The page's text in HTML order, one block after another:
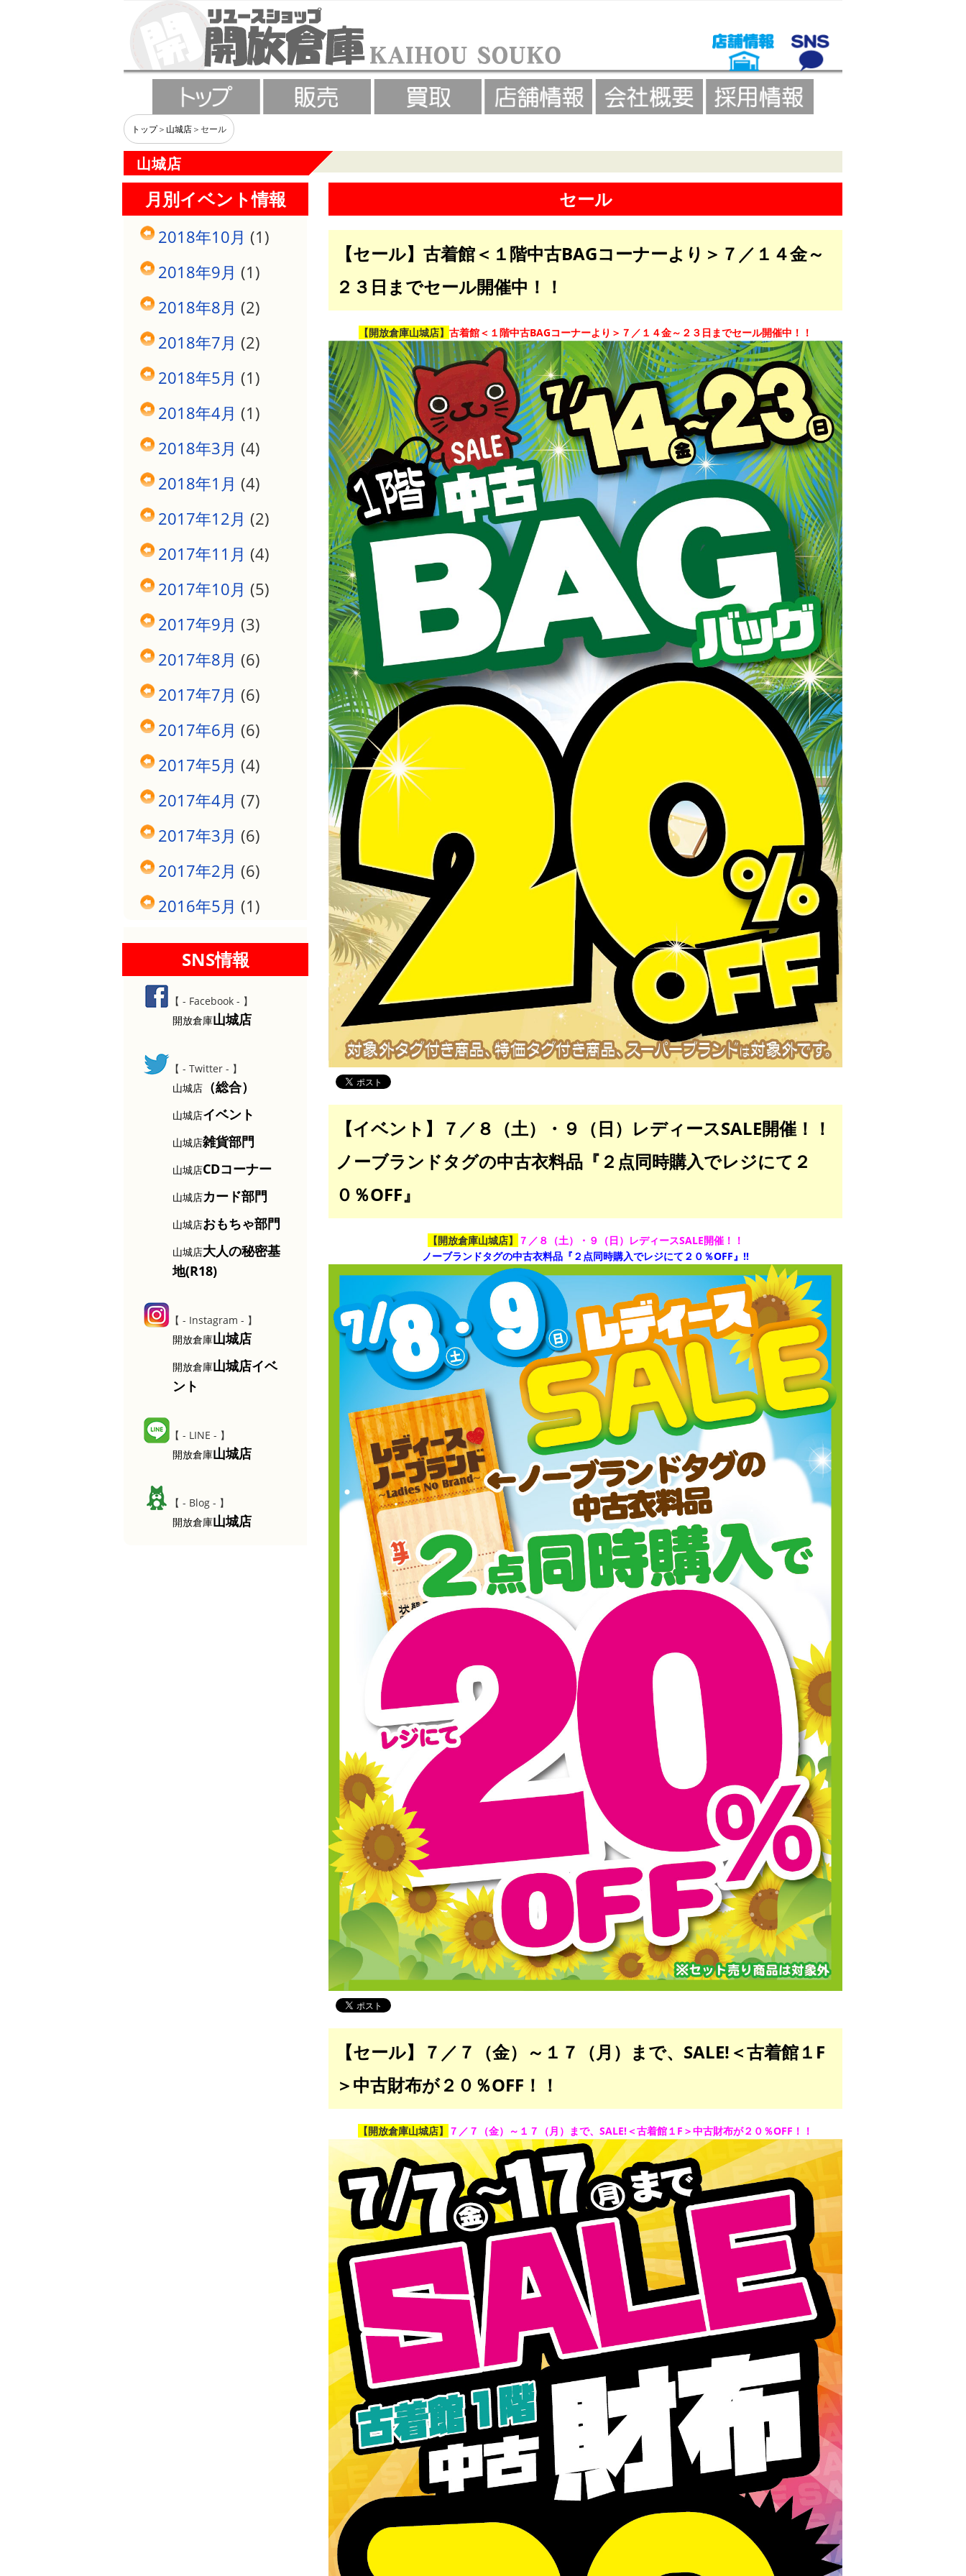
トップ 山城店 セール
山城店
セール
【セール】古着館＜１階中古BAGコーナーより＞７／１４金～
２３日までセール開催中！！
【開放倉庫山城店】 古着館＜１階中古BAGコーナーより＞７／１４金～２３日までセール開催中！！
【イベント】７／８（土）・９（日）レディースSALE開催！！
ノーブランドタグの中古衣料品『２点同時購入でレジにて２
０％OFF』
【開放倉庫山城店】 ７／８（土）・９（日）レディースSALE開催！！
ノーブランドタグの中古衣料品『２点同時購入でレジにて２０％OFF』!!
【セール】７／７（金）～１７（月）まで、SALE!＜古着館１F
＞中古財布が２０％OFF！！
【開放倉庫山城店】 ７／７（金）～１７（月）まで、SALE!＜古着館１F＞中古財布が２０％OFF！！
月別イベント情報
2018年10月 (1)
2018年9月 (1)
2018年8月 (2)
2018年7月 (2)
2018年5月 (1)
2018年4月 (1)
2018年3月 (4)
2018年1月 (4)
2017年12月 (2)
2017年11月 (4)
2017年10月 (5)
2017年9月 (3)
2017年8月 (6)
2017年7月 (6)
2017年6月 (6)
2017年5月 (4)
2017年4月 (7)
2017年3月 (6)
2017年2月 (6)
2016年5月 (1)
SNS情報
【 - Facebook - 】
開放倉庫山城店
【 - Twitter - 】
山城店 （総合）
山城店イベント
山城店雑貨部門
山城店CDコーナー
山城店カード部門
山城店おもちゃ部門
山城店大人の秘密基
地(R18)
【 - Instagram - 】
開放倉庫山城店
開放倉庫山城店イベ
ント
【 - LINE - 】
開放倉庫山城店
【 - Blog - 】
開放倉庫山城店